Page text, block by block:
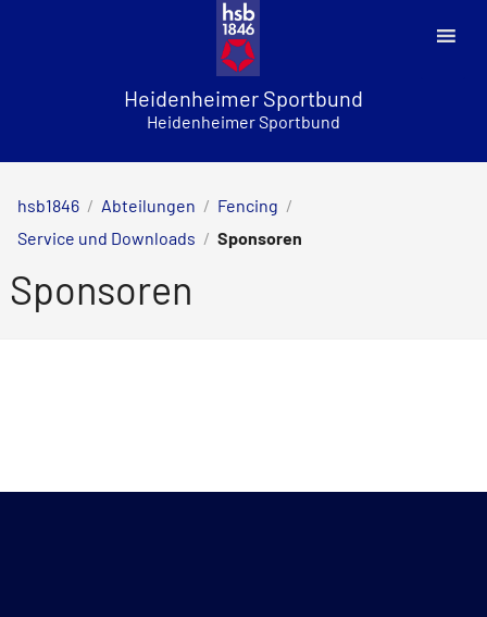
Heidenheimer Sportbund
Heidenheimer Sportbund
hsb1846 / Abteilungen / Fencing /
Service und Downloads / Sponsoren
Sponsoren